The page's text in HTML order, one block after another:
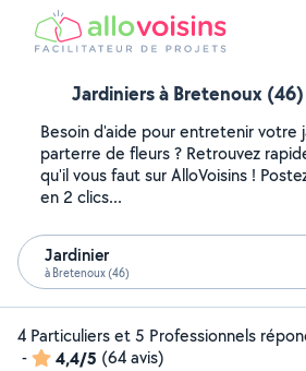
Jardiniers à Bretenoux
Besoin d'aide pour entretenir votre
parterre de fleurs ? Retrouvez
qu'il vous faut sur AlloVoisins !
en 2 clics...
Jardinier
à Bretenoux (46)
4 Particuliers et 5 Professionnels
-
4,4/5 (64 avis)